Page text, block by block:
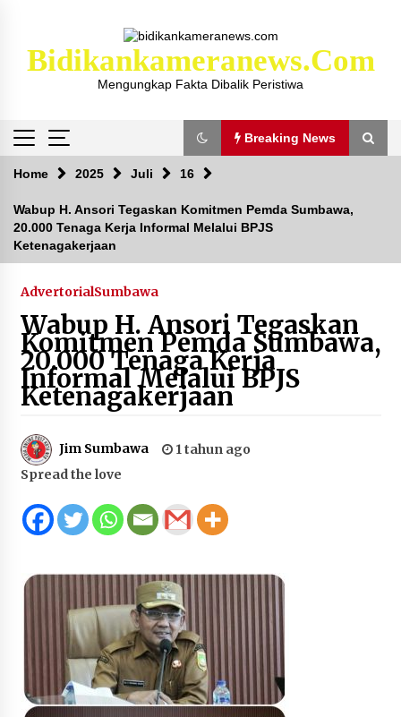
Bidikankameranews.com
Mengungkap Fakta Dibalik Peristiwa
Breaking News
Breaking News
Kejaksaan KSB Mulai Lidik Mafia Tanah Desa
Sekongkang Bawah
Kec. Plampang, Polres Sumbawa Pastikan
Proses Penyelidikan Berjalan Maksimal
4 minggu ago
Anggota Satlantas Polres Sumbawa, Briptu
Administrasi Kendaraan Berupa SIM
4 minggu ago
Ny. Selvi Gibran Ketua Dekranasda Sumbawa
Promosikan Tenun Kre Alang
Bupati H. Jarot : Demi Keberlanjutan Pelayanan,
Perumdam Batulanteh Akan Lakukan
Penyesuaian Tarif Air Minum
4 minggu ago
Prestasi Nasional, Polwan Polres Sumbawa
Bripda Vanesa Aprilia Renyaan, Sabet Juara II
Home 2025 Juli 16
Wabup H. Ansori Tegaskan Komitmen Pemda Sumbawa,
20.000 Tenaga Kerja Informal Melalui BPJS
Ketenagakerjaan
AdvertorialSumbawa
Wabup H. Ansori Tegaskan
Komitmen Pemda Sumbawa,
20.000 Tenaga Kerja
Informal Melalui BPJS
Ketenagakerjaan
Jim Sumbawa
1 tahun ago
Spread the love